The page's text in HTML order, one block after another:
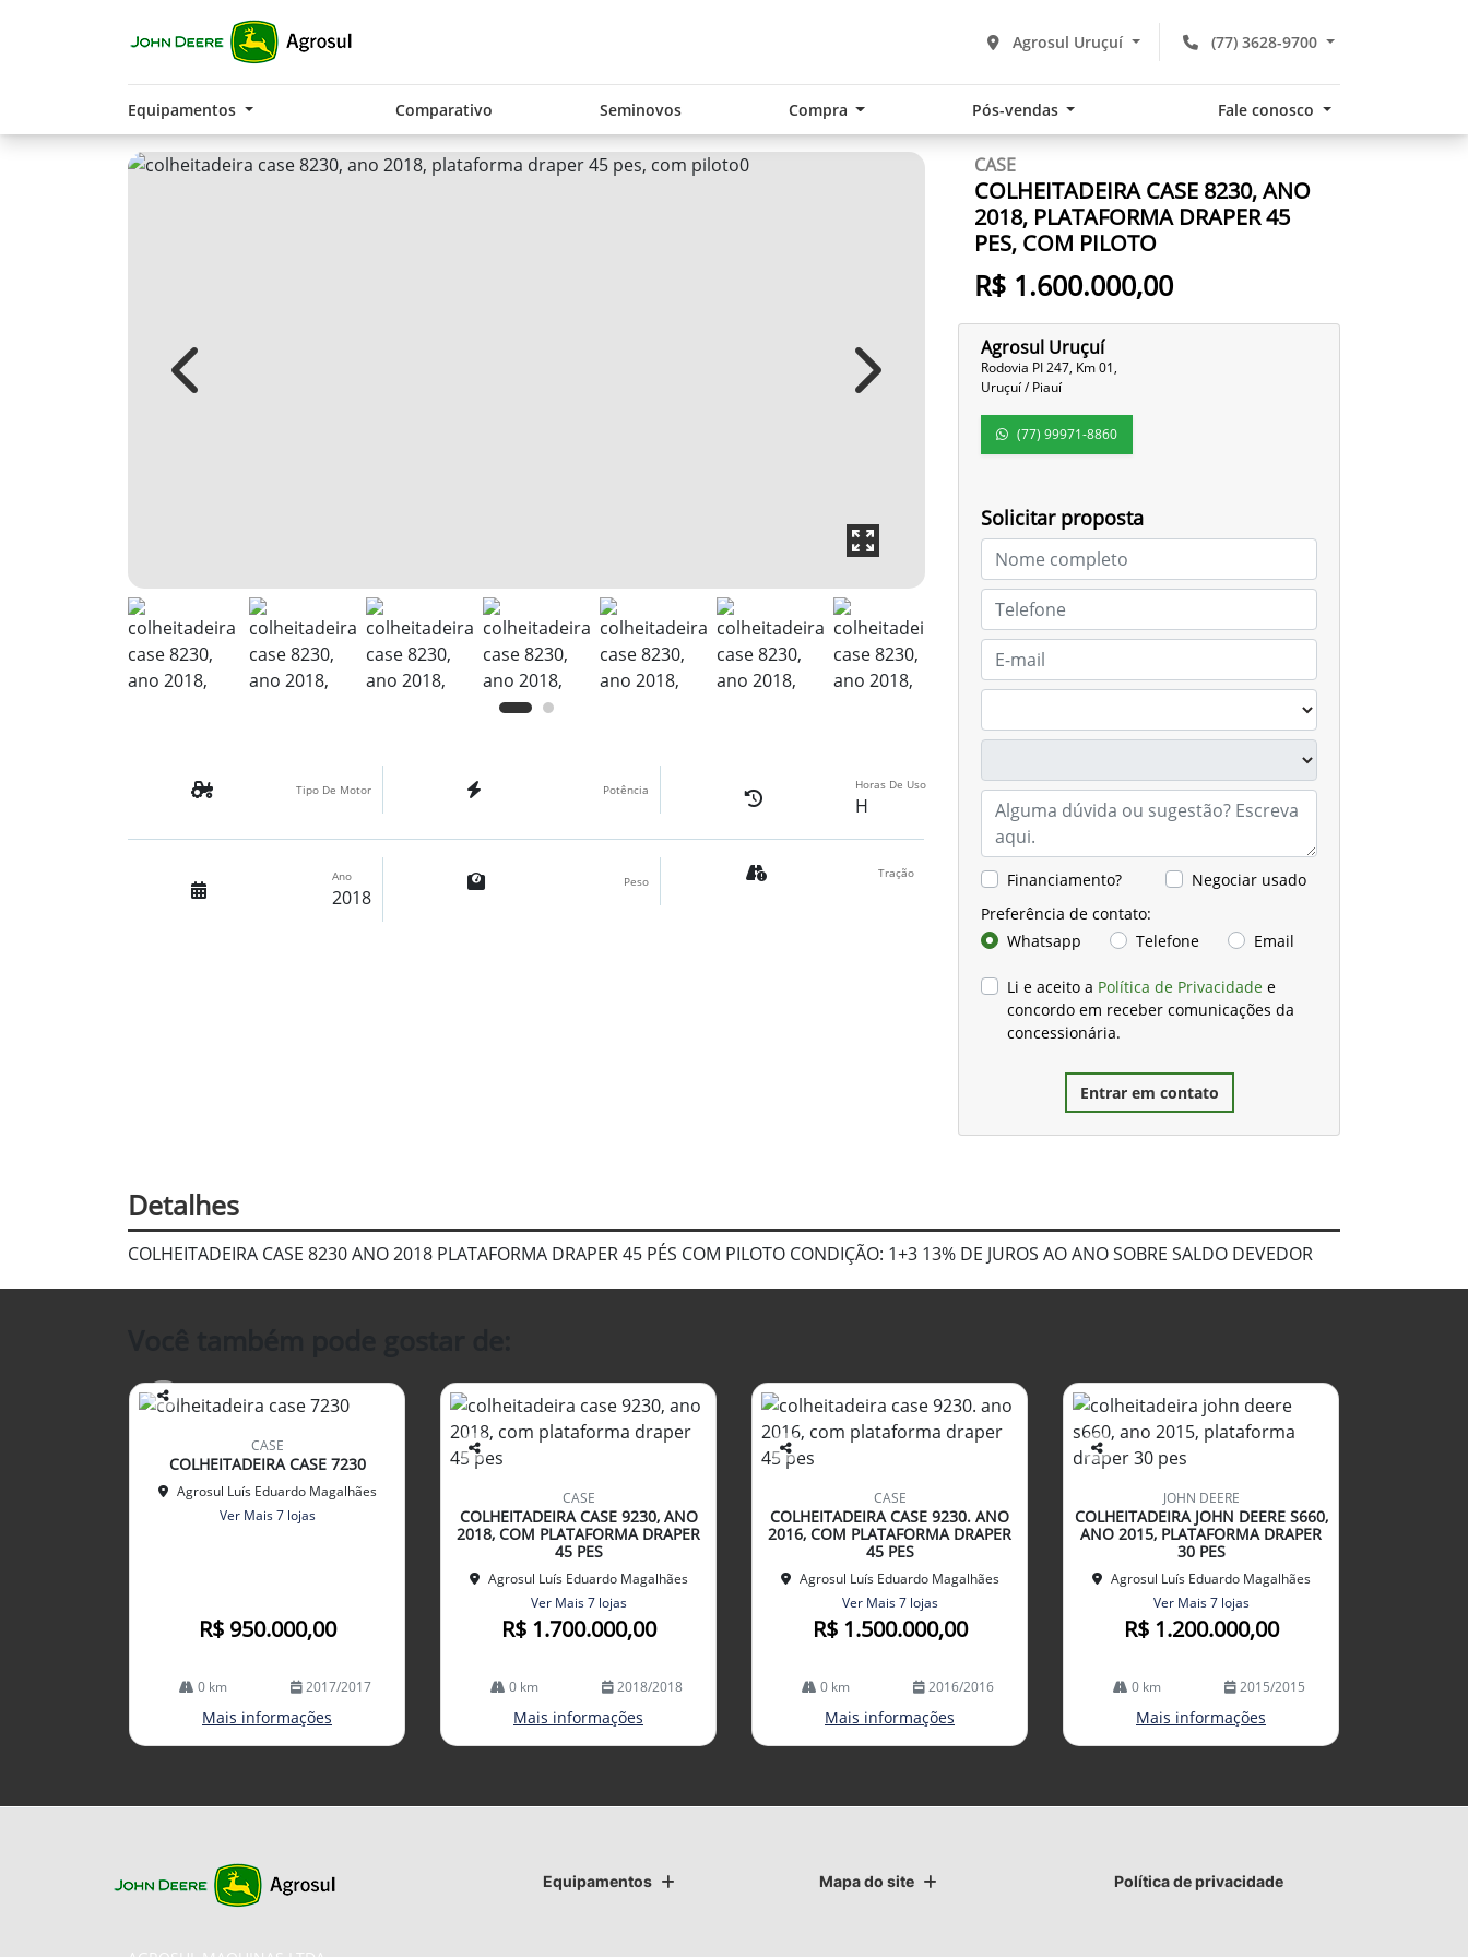
(77) 3628-9700
Agrosul Uruçuí
Equipamentos Comparativo Seminovos Compra Pós-vendas Fale conosco
CASE
COLHEITADEIRA CASE 8230, ANO
2018, PLATAFORMA DRAPER 45
PES, COM PILOTO
R$ 1.600.000,00
Agrosul Uruçuí
Rodovia PI 247, Km 01,
Uruçuí / Piauí
(77) 99971-8860
Solicitar proposta
Financiamento?
Negociar usado
Preferência de contato:
Whatsapp
Telefone Email
Li e aceito a Política de Privacidade e
concordo em receber comunicações da
concessionária.
Entrar em contato
Previous Next
Tipo De Motor Potência Horas De Uso
H
Ano
2018
Peso
Tração
Detalhes
COLHEITADEIRA CASE 8230 ANO 2018 PLATAFORMA DRAPER 45 PÉS COM PILOTO CONDIÇÃO: 1+3 13% DE JUROS AO ANO SOBRE SALDO DEVEDOR
Co
lhe
CASE
COLHEITADEIRA CASE 7230
Agrosul Luís Eduardo Magalhães
Ver Mais 7 lojas
R$ 950.000,00
0 km 2017/2017
Mais informações
Co
arti
lhe
CASE
COLHEITADEIRA CASE 9230, ANO
2018, COM PLATAFORMA DRAPER
45 PES
Agrosul Luís Eduardo Magalhães
Ver Mais 7 lojas
R$ 1.700.000,00
0 km 2018/2018
Mais informações
Co
arti
lhe
CASE
COLHEITADEIRA CASE 9230. ANO
2016, COM PLATAFORMA DRAPER
45 PES
Agrosul Luís Eduardo Magalhães
Ver Mais 7 lojas
R$ 1.500.000,00
0 km 2016/2016
Mais informações
Co
arti
lhe
JOHN DEERE
COLHEITADEIRA JOHN DEERE S660,
ANO 2015, PLATAFORMA DRAPER
30 PES
Agrosul Luís Eduardo Magalhães
Ver Mais 7 lojas
R$ 1.200.000,00
0 km 2015/2015
Mais informações
Equipamentos Mapa do site Política de privacidade